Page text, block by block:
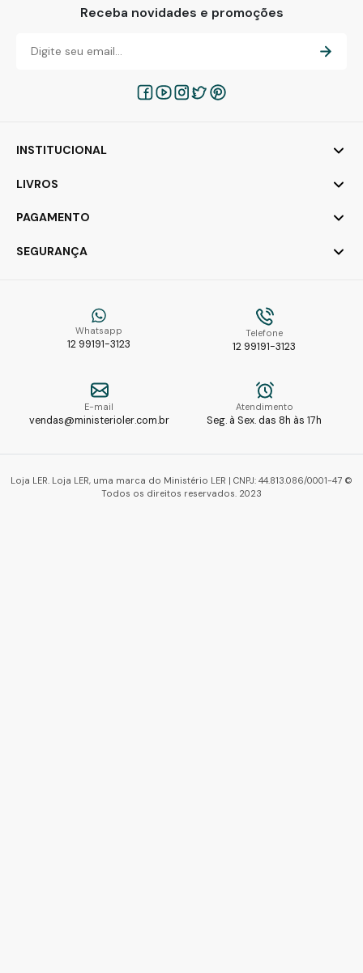
Receba novidades e promoções
Whatsapp
12 99191-3123
Telefone
12 99191-3123
E-mail
vendas@ministerioler.com.br
Atendimento
Seg. à Sex. das 8h às 17h
INSTITUCIONAL
LIVROS
PAGAMENTO
SEGURANÇA
Loja LER. Loja LER, uma marca do Ministério LER | CNPJ: 44.813.086/0001-47 ©
Todos os direitos reservados. 2023